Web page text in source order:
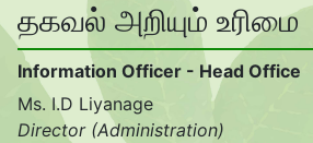
தகவல் அறியும் உரிமை
Information Officer - Head Office
Ms. I.D Liyanage
Director (Administration)